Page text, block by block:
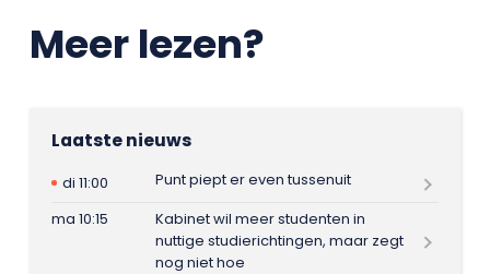
Meer lezen?
Laatste nieuws
di 11:00
Punt piept er even tussenuit
ma 10:15
Kabinet wil meer studenten in
nuttige studierichtingen, maar zegt
nog niet hoe